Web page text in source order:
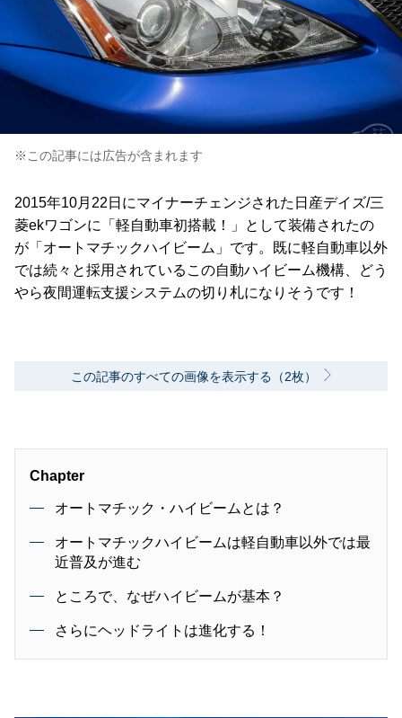
※この記事には広告が含まれます
2015年10月22日にマイナーチェンジされた日産デイズ/三
菱ekワゴンに「軽自動車初搭載！」として装備されたの
が「オートマチックハイビーム」です。既に軽自動車以外
では続々と採用されているこの自動ハイビーム機構、どう
やら夜間運転支援システムの切り札になりそうです！
この記事のすべての画像を表示する（2枚）
Chapter
オートマチック・ハイビームとは？
オートマチックハイビームは軽自動車以外では最
近普及が進む
ところで、なぜハイビームが基本？
さらにヘッドライトは進化する！